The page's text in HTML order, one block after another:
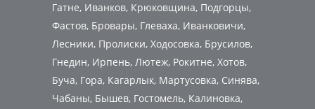
Гатне, Иванков, Крюковщина, Подгорцы,
Фастов, Бровары, Глеваха, Иванковичи,
Лесники, Пролиски, Ходосовка, Брусилов,
Гнедин, Ирпень, Лютеж, Рокитне, Хотов,
Буча, Гора, Кагарлык, Мартусовка, Синява,
Чабаны, Бышев, Гостомель, Калиновка,